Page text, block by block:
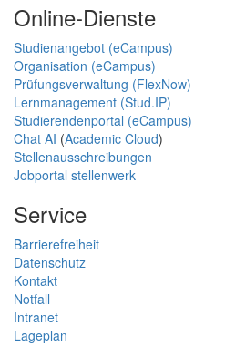
Online-Dienste
Studienangebot (eCampus)
Organisation (eCampus)
Prüfungsverwaltung (FlexNow)
Lernmanagement (Stud.IP)
Studierendenportal (eCampus)
Chat AI (Academic Cloud)
Stellenausschreibungen
Jobportal stellenwerk
Service
Barrierefreiheit
Datenschutz
Kontakt
Notfall
Intranet
Lageplan